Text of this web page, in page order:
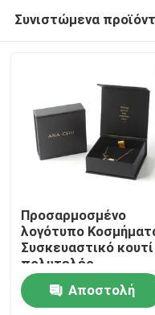
Σπίτι
Προϊόντα
βίντεο
Συνιστώμενα
Προσαρμοσμένο
λογότυπο
Συσκευαστικό κουτί
πολυτελές
περιδέραιο
κοσμήματα κουτί με
Αποστολή